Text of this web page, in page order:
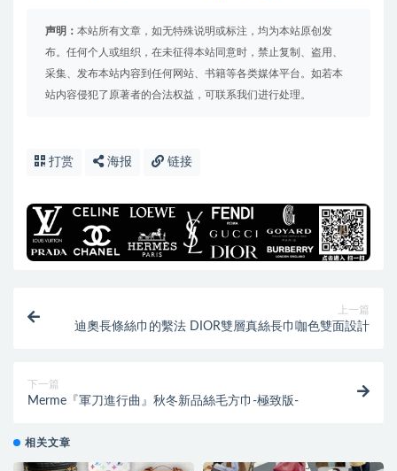
声明： 本站所有文章，如无特殊说明或标注，均为本站原创发
布。任何个人或组织，在未征得本站同意时，禁止复制、盗用、
采集、发布本站内容到任何网站、书籍等各类媒体平台。如若本
站内容侵犯了原著者的合法权益，可联系我们进行处理。
打赏 海报 链接
上一篇
迪奧長條絲巾的繫法 DIOR雙層真絲長巾咖色雙面設計
下一篇
Merme『軍刀進行曲』秋冬新品絲毛方巾-極致版-
相关文章